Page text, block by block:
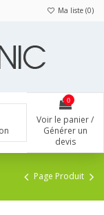
Ma liste (0)
0
Voir le panier /
Générer un
devis
Page Produit